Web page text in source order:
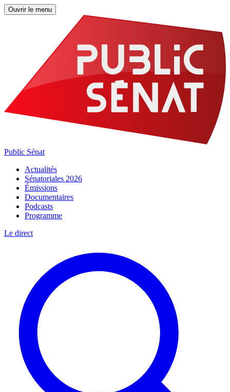
Ouvrir le menu
Public Sénat
Actualités
Sénatoriales 2026
Émissions
Documentaires
Podcasts
Programme
Le direct